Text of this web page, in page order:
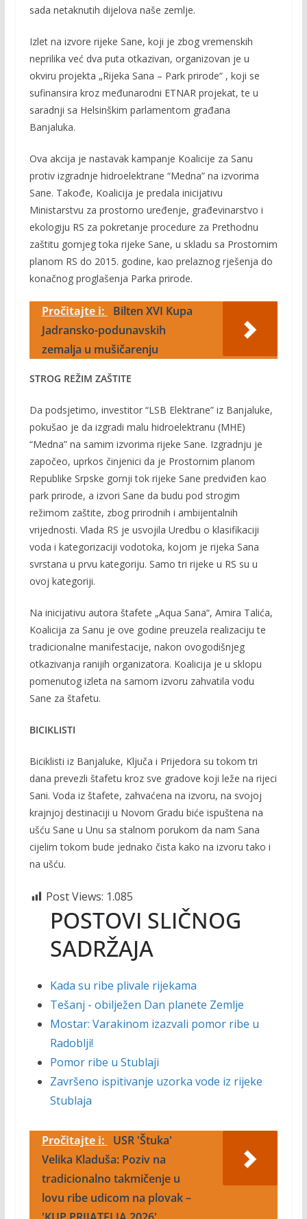
sada netaknutih dijelova naše zemlje.
Izlet na izvore rijeke Sane, koji je zbog vremenskih
neprilika već dva puta otkazivan, organizovan je u
okviru projekta „Rijeka Sana – Park prirode“ , koji se
sufinansira kroz međunarodni ETNAR projekat, te u
saradnji sa Helsinškim parlamentom građana
Banjaluka.
Ova akcija je nastavak kampanje Koalicije za Sanu
protiv izgradnje hidroelektrane “Medna” na izvorima
Sane. Takođe, Koalicija je predala inicijativu
Ministarstvu za prostorno uređenje, građevinarstvo i
ekologiju RS za pokretanje procedure za Prethodnu
zaštitu gornjeg toka rijeke Sane, u skladu sa Prostornim
planom RS do 2015. godine, kao prelaznog rješenja do
konačnog proglašenja Parka prirode.
Pročitajte i:
Bilten XVI Kupa
Jadransko-podunavskih
zemalja u mušičarenju
STROG REŽIM ZAŠTITE
Da podsjetimo, investitor “LSB Elektrane” iz Banjaluke,
pokušao je da izgradi malu hidroelektranu (MHE)
“Medna” na samim izvorima rijeke Sane. Izgradnju je
započeo, uprkos činjenici da je Prostornim planom
Republike Srpske gornji tok rijeke Sane predviđen kao
park prirode, a izvori Sane da budu pod strogim
režimom zaštite, zbog prirodnih i ambijentalnih
vrijednosti. Vlada RS je usvojila Uredbu o klasifikaciji
voda i kategorizaciji vodotoka, kojom je rijeka Sana
svrstana u prvu kategoriju. Samo tri rijeke u RS su u
ovoj kategoriji.
Na inicijativu autora štafete „Aqua Sana“, Amira Talića,
Koalicija za Sanu je ove godine preuzela realizaciju te
tradicionalne manifestacije, nakon ovogodišnjeg
otkazivanja ranijih organizatora. Koalicija је u sklopu
pomenutog izleta na samom izvoru zahvatila vodu
Sane za štafetu.
BICIKLISTI
Biciklisti iz Banjaluke, Ključa i Prijedora su tokom tri
dana prevezli štafetu kroz sve gradove koji leže na rijeci
Sani. Voda iz štafete, zahvaćena na izvoru, na svojoj
krajnjoj destinaciji u Novom Gradu biće ispuštena na
ušću Sane u Unu sa stalnom porukom da nam Sana
cijelim tokom bude jednako čista kako na izvoru tako i
na ušću.
Post Views: 1.085
POSTOVI SLIČNOG
SADRŽAJA
Kada su ribe plivale rijekama
Tešanj - obilježen Dan planete Zemlje
Mostar: Varakinom izazvali pomor ribe u
Radoblji!
Pomor ribe u Stublaji
Završeno ispitivanje uzorka vode iz rijeke
Stublaja
Pročitajte i:
USR 'Štuka'
Velika Kladuša: Poziv na
tradicionalno takmičenje u
lovu ribe udicom na plovak –